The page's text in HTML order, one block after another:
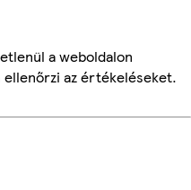
a weboldalon
ellenőrzi az értékeléseket.